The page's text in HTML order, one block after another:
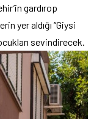
gardırop
yer aldığı “Giysi
sevindirecek.